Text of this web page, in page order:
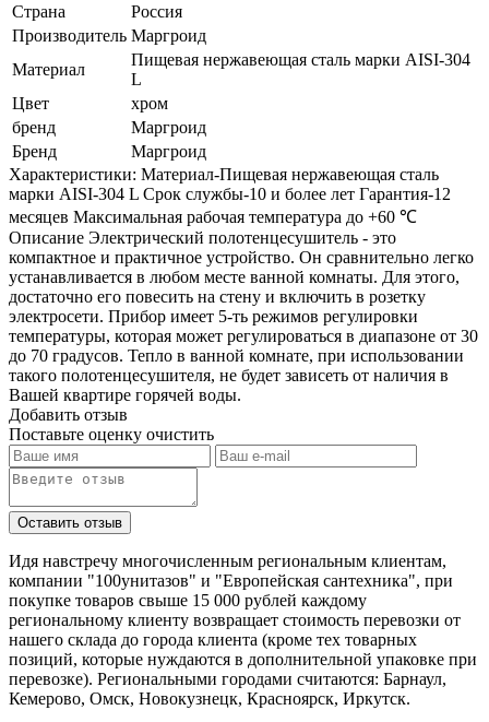
Страна
Россия
Производитель Маргроид
Материал
Пищевая нержавеющая сталь марки AISI-304
L
Цвет
хром
бренд
Маргроид
Бренд
Маргроид
Характеристики: Материал-Пищевая нержавеющая сталь
марки AISI-304 L Срок службы-10 и более лет Гарантия-12
месяцев Максимальная рабочая температура до +60 ℃
Описание Электрический полотенцесушитель - это
компактное и практичное устройство. Он сравнительно легко
устанавливается в любом месте ванной комнаты. Для этого,
достаточно его повесить на стену и включить в розетку
электросети. Прибор имеет 5-ть режимов регулировки
температуры, которая может регулироваться в диапазоне от 30
до 70 градусов. Тепло в ванной комнате, при использовании
такого полотенцесушителя, не будет зависеть от наличия в
Вашей квартире горячей воды.
Добавить отзыв
Поставьте оценку очистить
Идя навстречу многочисленным региональным клиентам,
компании "100унитазов" и "Европейская сантехника", при
покупке товаров свыше 15 000 рублей каждому
региональному клиенту возвращает стоимость перевозки от
нашего склада до города клиента (кроме тех товарных
позиций, которые нуждаются в дополнительной упаковке при
перевозке). Региональными городами считаются: Барнаул,
Кемерово, Омск, Новокузнецк, Красноярск, Иркутск.